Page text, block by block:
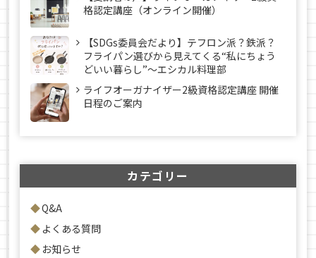
格認定講座（オンライン開催）
【SDGs委員会だより】テフロン派？鉄派？
フライパン選びから見えてくる“私にちょう
どいい暮らし”～エシカル料理部
ライフオーガナイザー2級資格認定講座 開催
日程のご案内
カテゴリー
Q&A
よくある質問
お知らせ